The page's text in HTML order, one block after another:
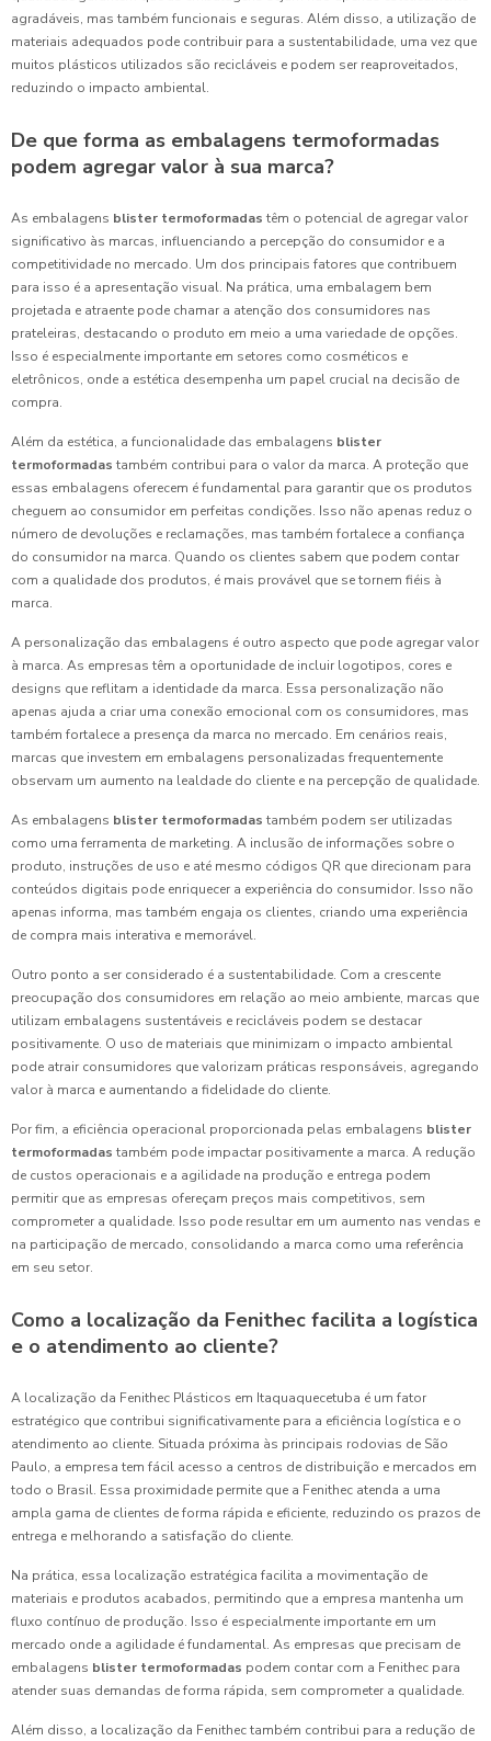
agradáveis, mas também funcionais e seguras. Além disso, a utilização de
materiais adequados pode contribuir para a sustentabilidade, uma vez que
muitos plásticos utilizados são recicláveis e podem ser reaproveitados,
reduzindo o impacto ambiental.
De que forma as embalagens termoformadas
podem agregar valor à sua marca?
As embalagens blister termoformadas têm o potencial de agregar valor
significativo às marcas, influenciando a percepção do consumidor e a
competitividade no mercado. Um dos principais fatores que contribuem
para isso é a apresentação visual. Na prática, uma embalagem bem
projetada e atraente pode chamar a atenção dos consumidores nas
prateleiras, destacando o produto em meio a uma variedade de opções.
Isso é especialmente importante em setores como cosméticos e
eletrônicos, onde a estética desempenha um papel crucial na decisão de
compra.
Além da estética, a funcionalidade das embalagens blister
termoformadas também contribui para o valor da marca. A proteção que
essas embalagens oferecem é fundamental para garantir que os produtos
cheguem ao consumidor em perfeitas condições. Isso não apenas reduz o
número de devoluções e reclamações, mas também fortalece a confiança
do consumidor na marca. Quando os clientes sabem que podem contar
com a qualidade dos produtos, é mais provável que se tornem fiéis à
marca.
A personalização das embalagens é outro aspecto que pode agregar valor
à marca. As empresas têm a oportunidade de incluir logotipos, cores e
designs que reflitam a identidade da marca. Essa personalização não
apenas ajuda a criar uma conexão emocional com os consumidores, mas
também fortalece a presença da marca no mercado. Em cenários reais,
marcas que investem em embalagens personalizadas frequentemente
observam um aumento na lealdade do cliente e na percepção de qualidade.
As embalagens blister termoformadas também podem ser utilizadas
como uma ferramenta de marketing. A inclusão de informações sobre o
produto, instruções de uso e até mesmo códigos QR que direcionam para
conteúdos digitais pode enriquecer a experiência do consumidor. Isso não
apenas informa, mas também engaja os clientes, criando uma experiência
de compra mais interativa e memorável.
Outro ponto a ser considerado é a sustentabilidade. Com a crescente
preocupação dos consumidores em relação ao meio ambiente, marcas que
utilizam embalagens sustentáveis e recicláveis podem se destacar
positivamente. O uso de materiais que minimizam o impacto ambiental
pode atrair consumidores que valorizam práticas responsáveis, agregando
valor à marca e aumentando a fidelidade do cliente.
Por fim, a eficiência operacional proporcionada pelas embalagens blister
termoformadas também pode impactar positivamente a marca. A redução
de custos operacionais e a agilidade na produção e entrega podem
permitir que as empresas ofereçam preços mais competitivos, sem
comprometer a qualidade. Isso pode resultar em um aumento nas vendas e
na participação de mercado, consolidando a marca como uma referência
em seu setor.
Como a localização da Fenithec facilita a logística
e o atendimento ao cliente?
A localização da Fenithec Plásticos em Itaquaquecetuba é um fator
estratégico que contribui significativamente para a eficiência logística e o
atendimento ao cliente. Situada próxima às principais rodovias de São
Paulo, a empresa tem fácil acesso a centros de distribuição e mercados em
todo o Brasil. Essa proximidade permite que a Fenithec atenda a uma
ampla gama de clientes de forma rápida e eficiente, reduzindo os prazos de
entrega e melhorando a satisfação do cliente.
Na prática, essa localização estratégica facilita a movimentação de
materiais e produtos acabados, permitindo que a empresa mantenha um
fluxo contínuo de produção. Isso é especialmente importante em um
mercado onde a agilidade é fundamental. As empresas que precisam de
embalagens blister termoformadas podem contar com a Fenithec para
atender suas demandas de forma rápida, sem comprometer a qualidade.
Além disso, a localização da Fenithec também contribui para a redução de